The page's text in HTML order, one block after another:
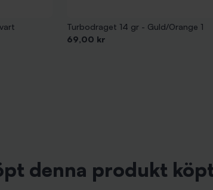
Turbodraget 14 gr - Guld/Orange 1
Pris
69,00 kr
denna produkt